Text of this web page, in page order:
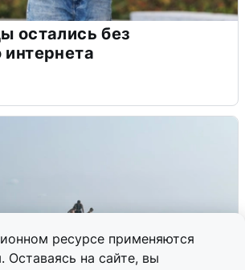
ресурсе применяются
на сайте, вы
остались без
интернета